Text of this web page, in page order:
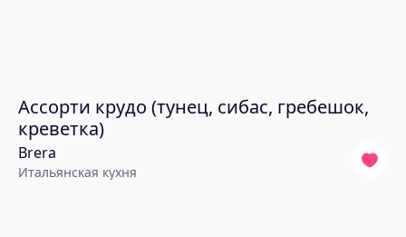
Ассорти крудо (тунец, сибас, гребешок,
креветка)
Brera
Итальянская кухня